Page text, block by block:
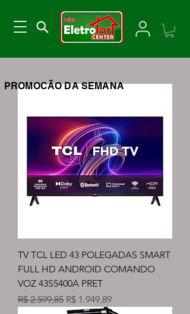
TV TCL LED 43 POLEGADAS SMART
FULL HD ANDROID COMANDO
VOZ 43S5400A PRET
Preço normal
R$ 2.599,85 Preço promocional
R$ 1.949,89
PROMOCÃO DA SEMANA